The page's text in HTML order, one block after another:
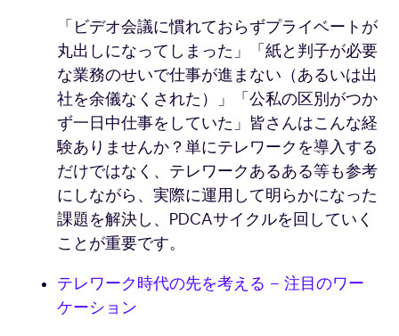
「ビデオ会議に慣れておらずプライベートが
丸出しになってしまった」「紙と判子が必要
な業務のせいで仕事が進まない（あるいは出
社を余儀なくされた）」「公私の区別がつか
ず一日中仕事をしていた」皆さんはこんな経
験ありませんか？単にテレワークを導入する
だけではなく、テレワークあるある等も参考
にしながら、実際に運用して明らかになった
課題を解決し、PDCAサイクルを回していく
ことが重要です。
テレワーク時代の先を考える – 注目のワー
ケーション